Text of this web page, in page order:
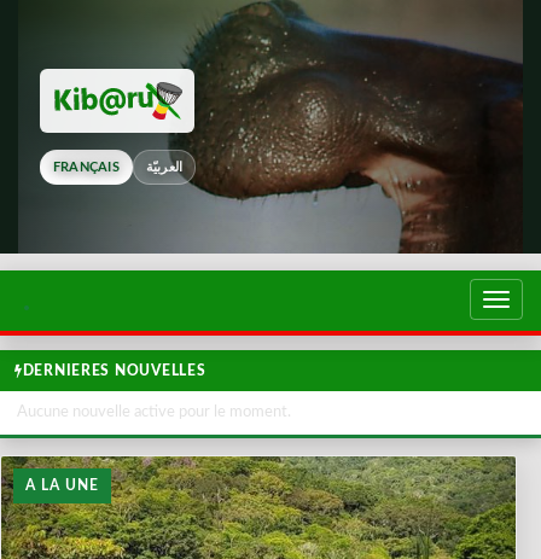
FRANÇAIS العربيّة
DERNIERES NOUVELLES
Aucune nouvelle active pour le moment.
A LA UNE